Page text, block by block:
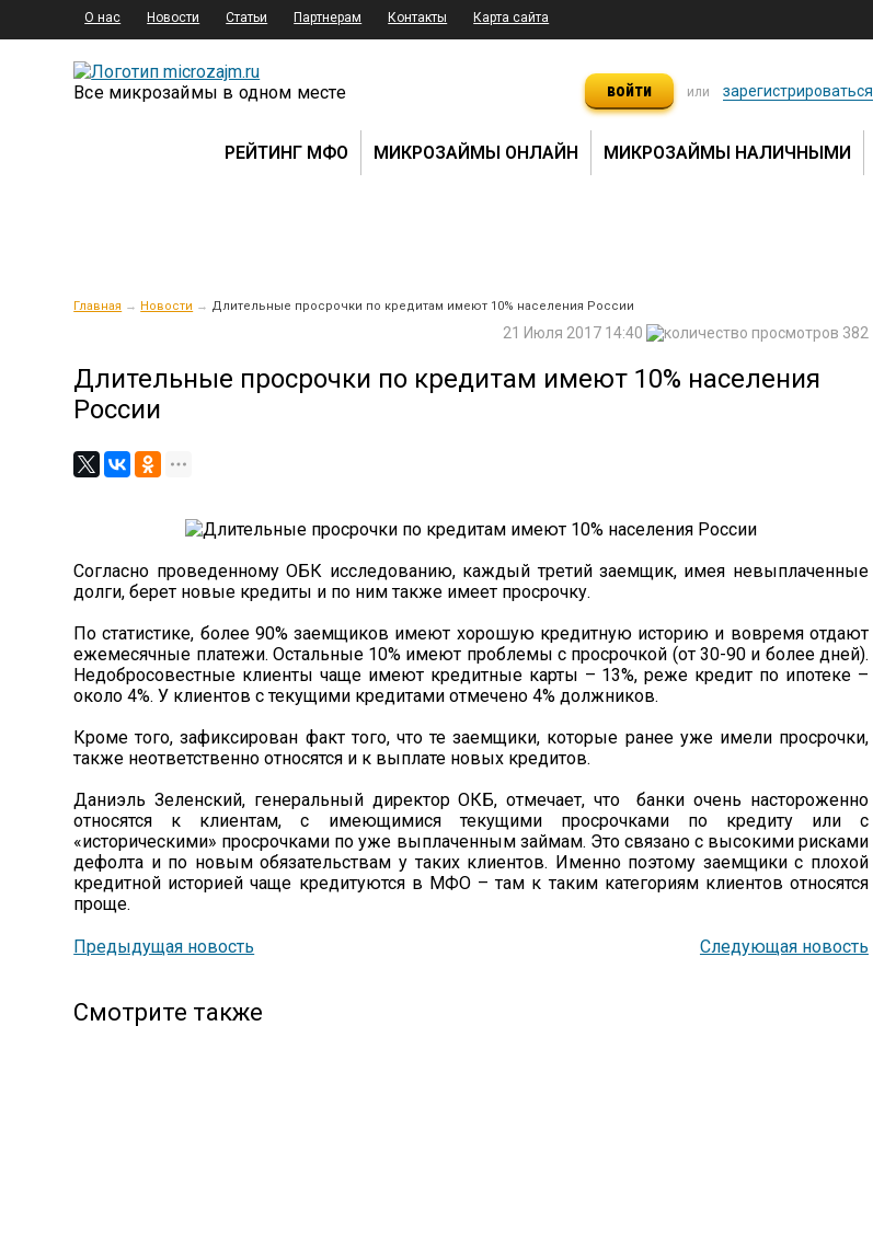
О нас Новости Статьи Партнерам Контакты Карта сайта
Все микрозаймы в одном месте войти или зарегистрироваться
РЕЙТИНГ МФО МИКРОЗАЙМЫ ОНЛАЙН МИКРОЗАЙМЫ НАЛИЧНЫМИ
Главная → Новости → Длительные просрочки по кредитам имеют 10% населения России
382
21 Июля 2017 14:40
Длительные просрочки по кредитам имеют 10% населения
России
Согласно проведенному ОБК исследованию, каждый третий заемщик, имея невыплаченные
долги, берет новые кредиты и по ним также имеет просрочку.
По статистике, более 90% заемщиков имеют хорошую кредитную историю и вовремя отдают
ежемесячные платежи. Остальные 10% имеют проблемы с просрочкой (от 30-90 и более дней).
Недобросовестные клиенты чаще имеют кредитные карты – 13%, реже кредит по ипотеке –
около 4%. У клиентов с текущими кредитами отмечено 4% должников.
Кроме того, зафиксирован факт того, что те заемщики, которые ранее уже имели просрочки,
также неответственно относятся и к выплате новых кредитов.
Даниэль Зеленский, генеральный директор ОКБ, отмечает, что банки очень настороженно
относятся к клиентам, с имеющимися текущими просрочками по кредиту или с
«историческими» просрочками по уже выплаченным займам. Это связано с высокими рисками
дефолта и по новым обязательствам у таких клиентов. Именно поэтому заемщики с плохой
кредитной историей чаще кредитуются в МФО – там к таким категориям клиентов относятся
проще.
Предыдущая новость Следующая новость
Смотрите также